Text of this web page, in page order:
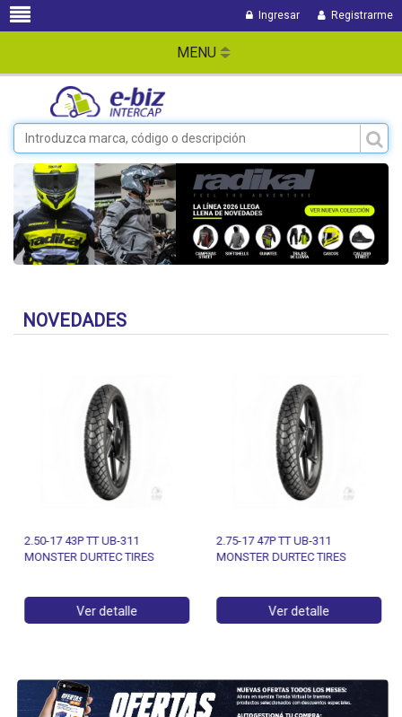
Ingresar Registrarme
MENU
NOVEDADES
2.50-17 43P TT UB-311
MONSTER DURTEC TIRES
Ver detalle
2.75-17 47P TT UB-311
MONSTER DURTEC TIRES
Ver detalle